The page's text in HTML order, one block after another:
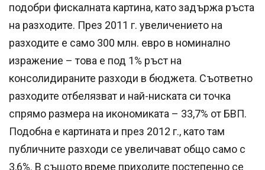
подобри фискалната картина, като задържа ръста
на разходите. През 2011 г. увеличението на
разходите е само 300 млн. евро в номинално
изражение – това е под 1% ръст на
консолидираните разходи в бюджета. Съответно
разходите отбелязват и най-ниската си точка
спрямо размера на икономиката – 33,7% от БВП.
Подобна е картината и през 2012 г., като там
публичните разходи се увеличават общо само с
3,6%. В същото време приходите постепенно се